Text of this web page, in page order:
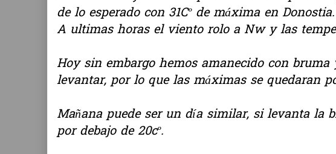
de lo esperado con 31Cº de máxima en Donostia.
A ultimas horas el viento rolo a Nw y las
Hoy sin embargo hemos amanecido con bruma
levantar, por lo que las máximas se quedaran
Mañana puede ser un día similar, si levanta la
por debajo de 20cº.